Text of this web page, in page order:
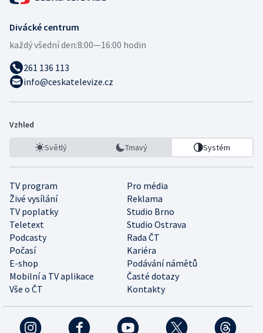
Divácké centrum
každý všední den:8:00—16:00 hodin
261 136 113
info@ceskatelevize.cz
Vzhled
Světlý Tmavý Systém
TV program
Pro média
Živé vysílání
Reklama
TV poplatky
Studio Brno
Teletext
Studio Ostrava
Podcasty
Rada ČT
Počasí
Kariéra
E-shop
Podávání námětů
Mobilní a TV aplikace
Časté dotazy
Vše o ČT
Kontakty